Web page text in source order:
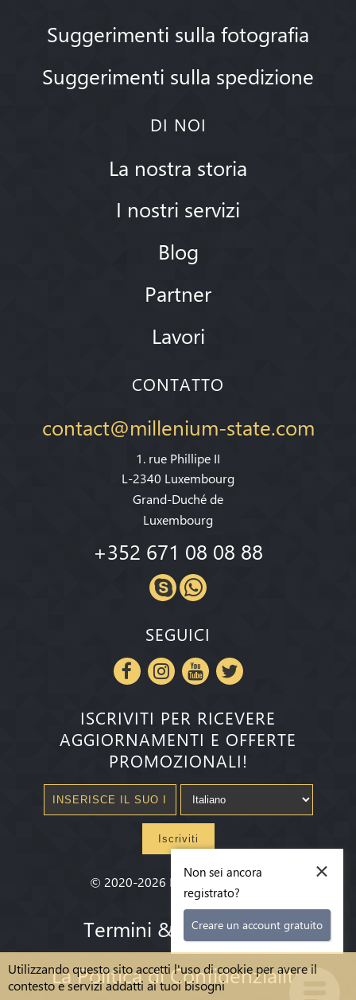
Utilizzando questo sito accetti l'uso di cookie per avere il
contesto e servizi addatti ai tuoi bisogni
Suggerimenti sulla fotografia
Suggerimenti sulla spedizione
DI NOI
La nostra storia
I nostri servizi
Blog
Partner
Lavori
CONTATTO
contact@millenium-state.com
1. rue Phillipe II
L-2340 Luxembourg
Grand-Duché de
Luxembourg
+352 671 08 08 88
SEGUICI
ISCRIVITI PER RICEVERE
AGGIORNAMENTI E OFFERTE
PROMOZIONALI!
Iscriviti
© 2020-2026 Millenium State®
Termini & condizioni
La Politica di Confidenzialità
×
Non sei ancora
registrato?
Creare un account gratuito